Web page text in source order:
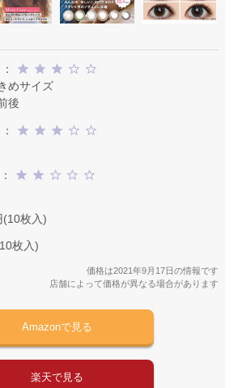
：
めサイズ
後
：
：
(10枚入)
枚入)
価格は2021年9月17日の情報です
店舗によって価格が異なる場合があります
Amazonで見る
楽天で見る